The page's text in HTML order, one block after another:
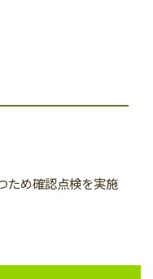
ため確認点検を実施